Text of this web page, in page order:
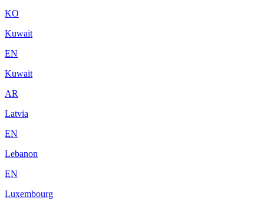
KO
Kuwait
EN
Kuwait
AR
Latvia
EN
Lebanon
EN
Luxembourg